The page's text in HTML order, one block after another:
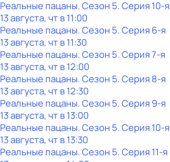
Реальные пацаны. Сезон 5. Серия 10-я
13 августа, чт в 11:00
Реальные пацаны. Сезон 5. Серия 6-я
13 августа, чт в 11:30
Реальные пацаны. Сезон 5. Серия 7-я
13 августа, чт в 12:00
Реальные пацаны. Сезон 5. Серия 8-я
13 августа, чт в 12:30
Реальные пацаны. Сезон 5. Серия 9-я
13 августа, чт в 13:00
Реальные пацаны. Сезон 5. Серия 10-я
13 августа, чт в 13:30
Реальные пацаны. Сезон 5. Серия 11-я